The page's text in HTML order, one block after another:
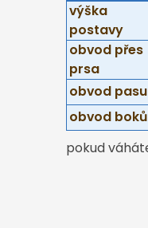
výška
postavy
obvod přes
prsa
obvod pasu
obvod boků
pokud